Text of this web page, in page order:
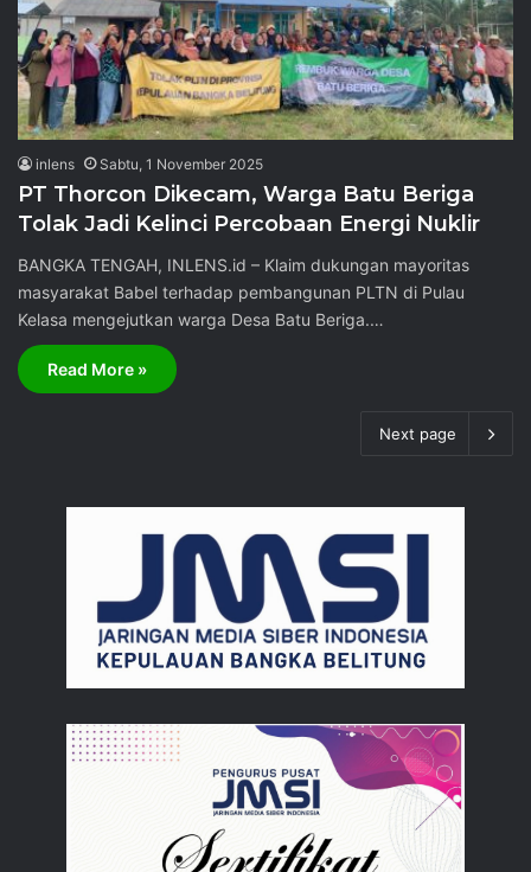
inlens Sabtu, 1 November 2025
PT Thorcon Dikecam, Warga Batu Beriga
Tolak Jadi Kelinci Percobaan Energi Nuklir
BANGKA TENGAH, INLENS.id – Klaim dukungan mayoritas
masyarakat Babel terhadap pembangunan PLTN di Pulau
Kelasa mengejutkan warga Desa Batu Beriga.…
Read More »
Next page